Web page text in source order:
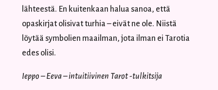
lähteestä. En kuitenkaan halua sanoa, että
opaskirjat olisivat turhia – eivät ne ole. Niistä
löytää symbolien maailman, jota ilman ei Tarotia
edes olisi.
Ieppo – Eeva – intuitiivinen Tarot -tulkitsija